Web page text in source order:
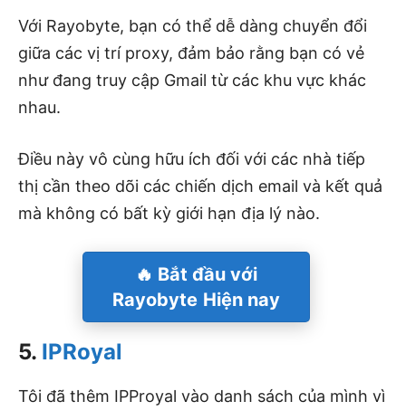
Với Rayobyte, bạn có thể dễ dàng chuyển đổi
giữa các vị trí proxy, đảm bảo rằng bạn có vẻ
như đang truy cập Gmail từ các khu vực khác
nhau.
Điều này vô cùng hữu ích đối với các nhà tiếp
thị cần theo dõi các chiến dịch email và kết quả
mà không có bất kỳ giới hạn địa lý nào.
🔥 Bắt đầu với
Rayobyte Hiện nay
5. IPRoyal
Tôi đã thêm IPProyal vào danh sách của mình vì